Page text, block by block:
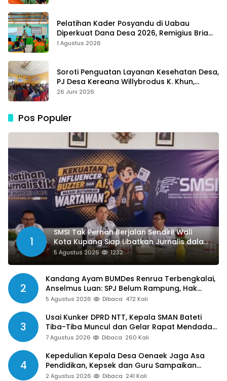
Pelatihan Kader Posyandu di Uabau
Diperkuat Dana Desa 2026, Remigius Bria
Tekankan Transparansi dengan Libatkan
1 Agustus 2026
Soroti Penguatan Layanan Kesehatan Desa,
PJ Desa Kereana Willybrodus K. Khun,
Dukung Penuh Pelatihan Kader Posyandu
26 Juni 2026
Pos Populer
1
SMSI Tak Pernah Berjalan Sendiri! Wali
Kota Kupang Siap Libatkan Jurnalis dalam
Publikasi Program Pemkot
5 Agustus 2026 1232
2
Kandang Ayam BUMDes Renrua Terbengkalai,
Anselmus Luan: SPJ Belum Rampung, Hak
Aparat Desa Sejak Januari Belum Dibayar
5 Agustus 2026 Dibaca 472 Kali
3
Usai Kunker DPRD NTT, Kepala SMAN Bateti
Tiba-Tiba Muncul dan Gelar Rapat Mendadak,
Guru Pertanyakan Hak 15 Persen yang Belum
7 Agustus 2026 Dibaca 260 Kali
4
Kepedulian Kepala Desa Oenaek Jaga Asa
Pendidikan, Kepsek dan Guru Sampaikan
Apresiasi
2 Agustus 2026 Dibaca 241 Kali